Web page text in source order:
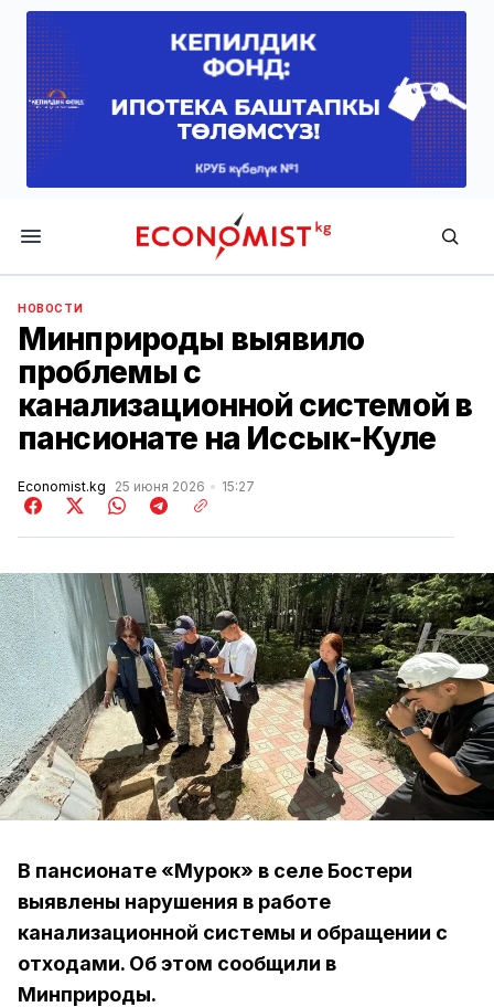
Economist.kg
НОВОСТИ
Минприроды выявило
проблемы с
канализационной системой в
пансионате на Иссык-Куле
Economist.kg 25 июня 2026 15:27
В пансионате «Мурок» в селе Бостери
выявлены нарушения в работе
канализационной системы и обращении с
отходами. Об этом сообщили в
Минприроды.